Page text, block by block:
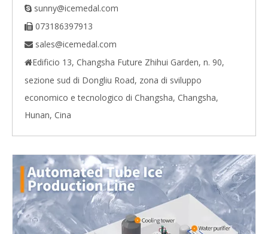
 sunny@icemedal.com
 073186397913
 sales@icemedal.com
Edificio 13, Changsha Future Zhihui Garden, n. 90,
sezione sud di Dongliu Road, zona di sviluppo
economico e tecnologico di Changsha, Changsha,
Hunan, Cina